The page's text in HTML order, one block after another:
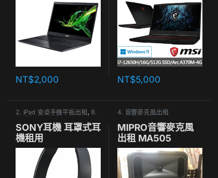
NT$2,000 NT$5,000
2. iPad 安卓手機平板出租 , 8.
SONY耳機 耳罩式耳
機租用
4. 音響麥克風出租
MIPRO音響麥克風
出租 MA505